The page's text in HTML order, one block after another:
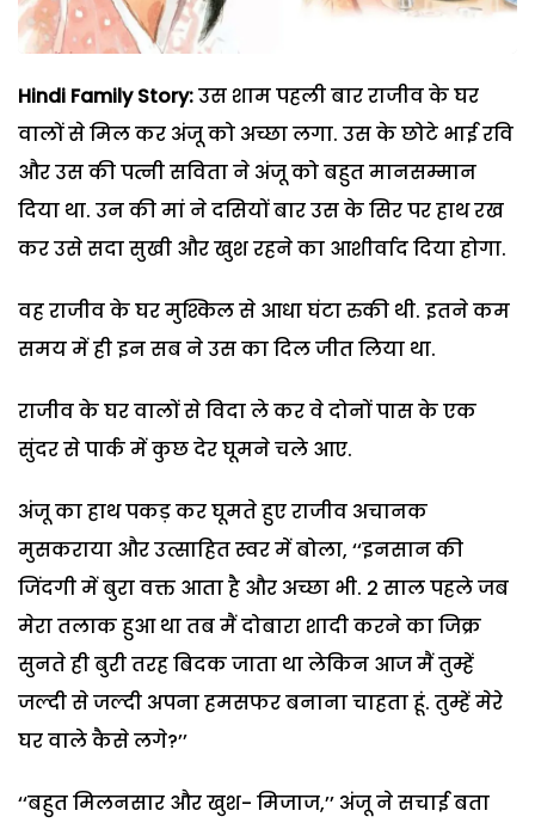
Hindi Family Story:उस शाम पहली बार राजीव के घर
वालों से मिल कर अंजू को अच्छा लगा. उस के छोटे भाई रवि
और उस की पत्नी सविता ने अंजू को बहुत मानसम्मान
दिया था. उन की मां ने दसियों बार उस के सिर पर हाथ रख
कर उसे सदा सुखी और खुश रहने का आशीर्वाद दिया होगा.
वह राजीव के घर मुश्किल से आधा घंटा रुकी थी. इतने कम
समय में ही इन सब ने उस का दिल जीत लिया था.
राजीव के घर वालों से विदा ले कर वे दोनों पास के एक
सुंदर से पार्क में कुछ देर घूमने चले आए.
अंजू का हाथ पकड़ कर घूमते हुए राजीव अचानक
मुसकराया और उत्साहित स्वर में बोला, ‘‘इनसान की
जिंदगी में बुरा वक्त आता है और अच्छा भी. 2 साल पहले जब
मेरा तलाक हुआ था तब मैं दोबारा शादी करने का जिक्र
सुनते ही बुरी तरह बिदक जाता था लेकिन आज मैं तुम्हें
जल्दी से जल्दी अपना हमसफर बनाना चाहता हूं. तुम्हें मेरे
घर वाले कैसे लगे?’’
‘‘बहुत मिलनसार और खुश- मिजाज,’’ अंजू ने सचाई बता